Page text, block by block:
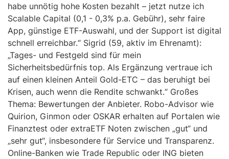
habe unnötig hohe Kosten bezahlt – jetzt nutze ich
Scalable Capital (0,1 - 0,3% p.a. Gebühr), sehr faire
App, günstige ETF-Auswahl, und der Support ist digital
schnell erreichbar.“ Sigrid (59, aktiv im Ehrenamt):
„Tages- und Festgeld sind für mein
Sicherheitsbedürfnis top. Als Ergänzung vertraue ich
auf einen kleinen Anteil Gold-ETC – das beruhigt bei
Krisen, auch wenn die Rendite schwankt.“ Großes
Thema: Bewertungen der Anbieter. Robo-Advisor wie
Quirion, Ginmon oder OSKAR erhalten auf Portalen wie
Finanztest oder extraETF Noten zwischen „gut“ und
„sehr gut“, insbesondere für Service und Transparenz.
Online-Banken wie Trade Republic oder ING bieten